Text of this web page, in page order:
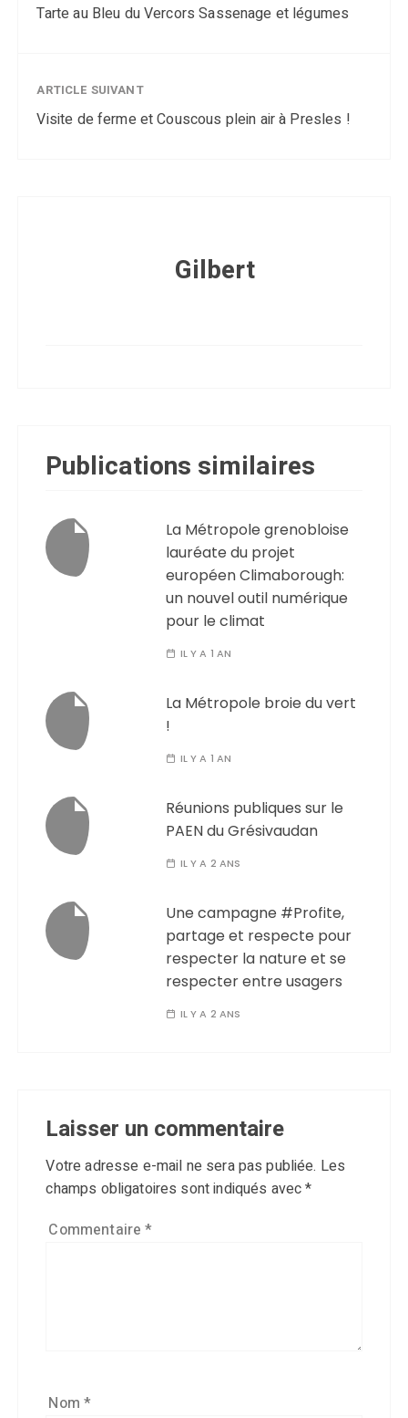
Tarte au Bleu du Vercors Sassenage et légumes
ARTICLE SUIVANT
Visite de ferme et Couscous plein air à Presles !
Gilbert
Publications similaires
La Métropole grenobloise
lauréate du projet
européen Climaborough:
un nouvel outil numérique
pour le climat
IL Y A 1 AN
La Métropole broie du vert
!
IL Y A 1 AN
Réunions publiques sur le
PAEN du Grésivaudan
IL Y A 2 ANS
Une campagne #Profite,
partage et respecte pour
respecter la nature et se
respecter entre usagers
IL Y A 2 ANS
Laisser un commentaire
Votre adresse e-mail ne sera pas publiée. Les
champs obligatoires sont indiqués avec*
Commentaire*
Nom*